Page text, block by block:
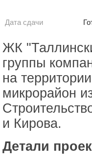
Дата сдачи
ЖК
группы
на
микрорайон
и Кирова.
Детали